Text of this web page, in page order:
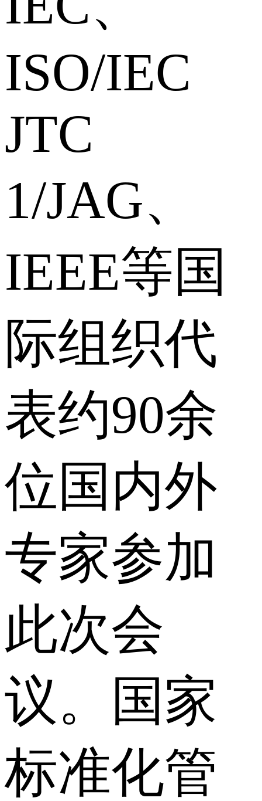
ISO/IEC
JTC
1/JAG、
IEEE等国
际组织代
表约90余
位国内外
专家参加
此次会
议。国家
标准化管